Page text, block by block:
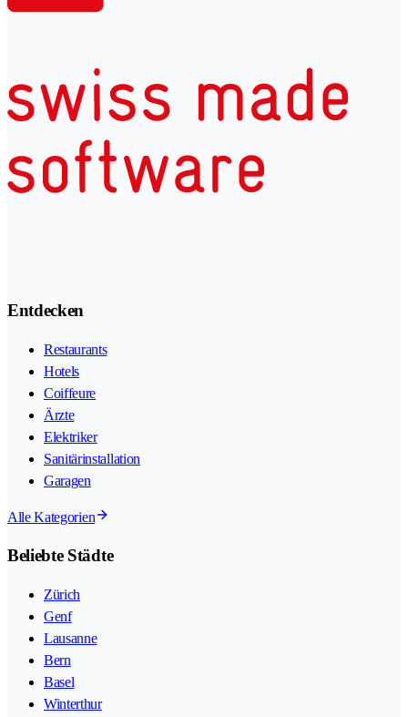
Entdecken
Restaurants
Hotels
Coiffeure
Ärzte
Elektriker
Sanitärinstallation
Garagen
Alle Kategorien
Beliebte Städte
Zürich
Genf
Lausanne
Bern
Basel
Winterthur